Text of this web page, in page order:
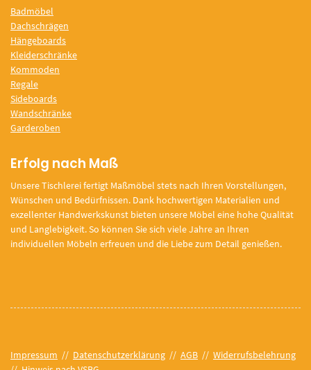
Badmöbel
Dachschrägen
Hängeboards
Kleiderschränke
Kommoden
Regale
Sideboards
Wandschränke
Garderoben
Erfolg nach Maß
Unsere Tischlerei fertigt Maßmöbel stets nach Ihren Vorstellungen,
Wünschen und Bedürfnissen. Dank hochwertigen Materialien und
exzellenter Handwerkskunst bieten unsere Möbel eine hohe Qualität
und Langlebigkeit. So können Sie sich viele Jahre an Ihren
individuellen Möbeln erfreuen und die Liebe zum Detail genießen.
Impressum // Datenschutzerklärung // AGB // Widerrufsbelehrung